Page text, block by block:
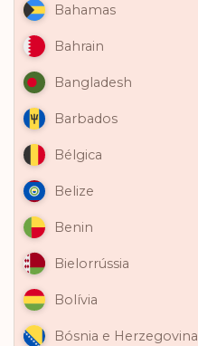
Bahamas
Bahrain
Bangladesh
Barbados
Bélgica
Belize
Benin
Bielorrússia
Bolívia
Bósnia e Herzegovina